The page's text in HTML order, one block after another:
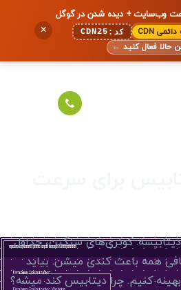
کد: CDN25
حالا فعال کنید ←
×
کوئری‌های سنگین، جداول
همه باعث کندی میشن. بیاید
کنیم. چرا دیتابیس کند میشه؟